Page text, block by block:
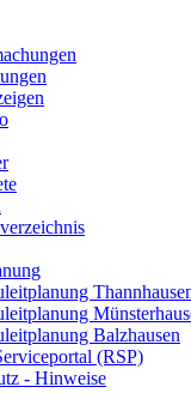
Balzhausen
(RSP)
- Hinweise